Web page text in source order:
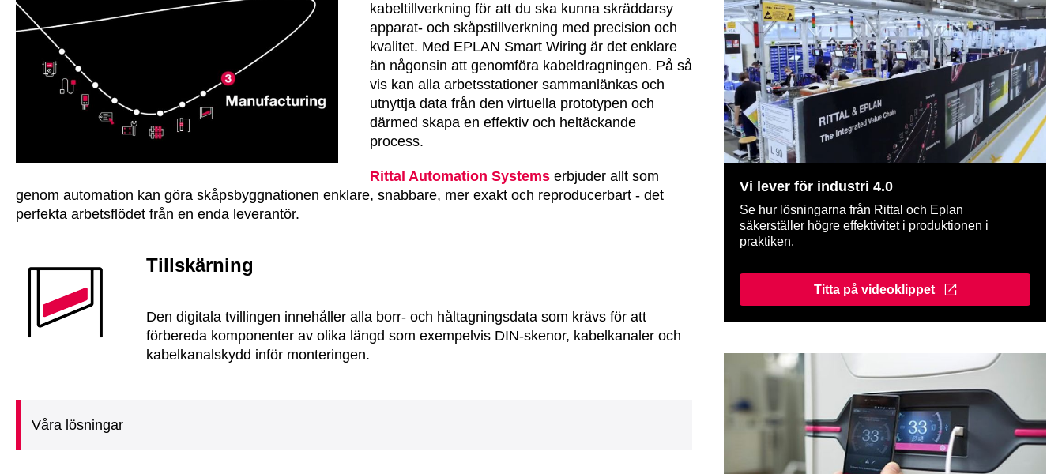
kabeltillverkning för att du ska kunna skräddarsy
apparat- och skåpstillverkning med precision och
kvalitet. Med EPLAN Smart Wiring är det enklare
än någonsin att genomföra kabeldragningen. På så
vis kan alla arbetsstationer sammanlänkas och
utnyttja data från den virtuella prototypen och
därmed skapa en effektiv och heltäckande
process.
Rittal Automation Systems erbjuder allt som
genom automation kan göra skåpsbyggnationen enklare, snabbare, mer exakt och reproducerbart - det
perfekta arbetsflödet från en enda leverantör.
Tillskärning
Den digitala tvillingen innehåller alla borr- och håltagningsdata som krävs för att
förbereda komponenter av olika längd som exempelvis DIN-skenor, kabelkanaler och
kabelkanalskydd inför monteringen.
Våra lösningar
Vi lever för industri 4.0
Se hur lösningarna från Rittal och Eplan
säkerställer högre effektivitet i produktionen i
praktiken.
Titta på videoklippet